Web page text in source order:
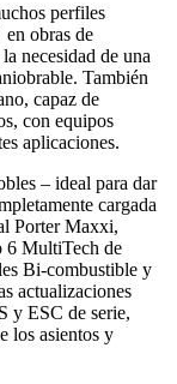
perfiles
en obras de
necesidad de una
También
capaz de
con equipos
aplicaciones.
– ideal para dar
cargada
Porter Maxxi,
6 MultiTech de
Bi-combustible y
actualizaciones
y ESC de serie,
los asientos y